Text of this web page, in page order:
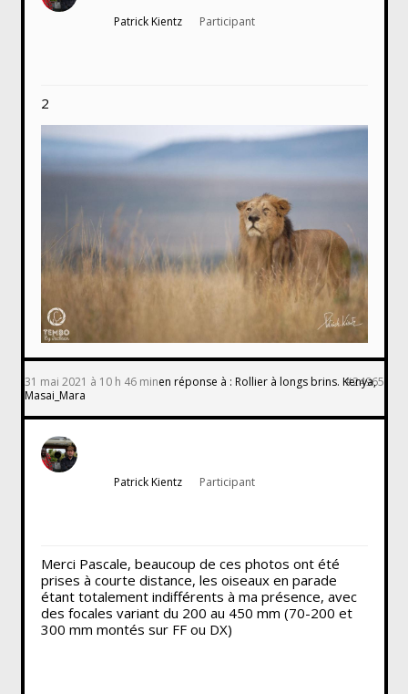
Patrick Kientz Participant
2
31 mai 2021 à 10 h 46 minen réponse à : Rollier à longs brins. Kenya,
Masai_Mara
#24965
Patrick Kientz Participant
Merci Pascale, beaucoup de ces photos ont été
prises à courte distance, les oiseaux en parade
étant totalement indifférents à ma présence, avec
des focales variant du 200 au 450 mm (70-200 et
300 mm montés sur FF ou DX)